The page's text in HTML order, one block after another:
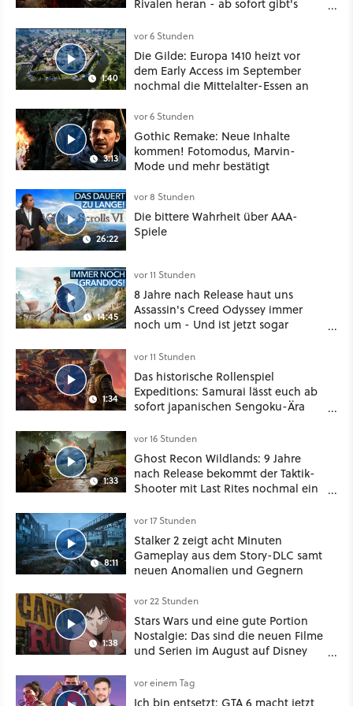
Rivalen heran - ab sofort gibt's
Klasse
1:40
vor 6 Stunden
Die Gilde: Europa 1410 heizt vor
dem Early Access im September
nochmal die Mittelalter-Essen an
3:13
vor 6 Stunden
Gothic Remake: Neue Inhalte
kommen! Fotomodus, Marvin-
Mode und mehr bestätigt
26:22
vor 8 Stunden
Die bittere Wahrheit über AAA-
Spiele
14:45
vor 11 Stunden
8 Jahre nach Release haut uns
Assassin's Creed Odyssey immer
noch um - Und ist jetzt sogar
1:34
vor 11 Stunden
Das historische Rollenspiel
Expeditions: Samurai lässt euch ab
sofort japanischen Sengoku-Ära
oder Diplomatie
1:33
vor 16 Stunden
Ghost Recon Wildlands: 9 Jahre
nach Release bekommt der Taktik-
Shooter mit Last Rites nochmal ein
8:11
vor 17 Stunden
Stalker 2 zeigt acht Minuten
Gameplay aus dem Story-DLC samt
neuen Anomalien und Gegnern
1:38
vor 22 Stunden
Stars Wars und eine gute Portion
Nostalgie: Das sind die neuen Filme
und Serien im August auf Disney
vor einem Tag
Ich bin entsetzt: GTA 6 macht jetzt